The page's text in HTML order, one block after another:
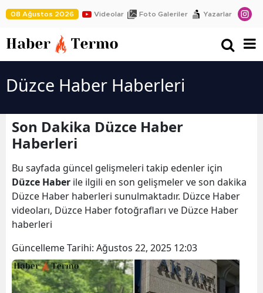
08 Ağustos 2026 Videolar Foto Galeriler Yazarlar
Düzce Haber Haberleri
Son Dakika Düzce Haber
Haberleri
Bu sayfada güncel gelişmeleri takip edenler için
Düzce Haber ile ilgili en son gelişmeler ve son dakika
Düzce Haber haberleri sunulmaktadır. Düzce Haber
videoları, Düzce Haber fotoğrafları ve Düzce Haber
haberleri
Güncelleme Tarihi: Ağustos 22, 2025 12:03